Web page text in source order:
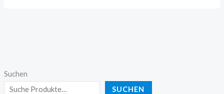
Suchen
SUCHEN